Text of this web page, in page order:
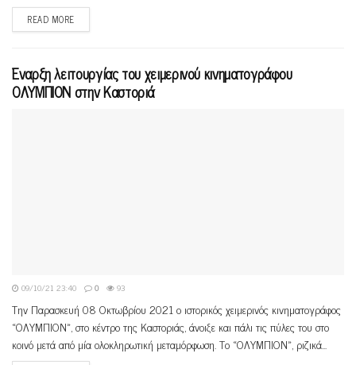
READ MORE
Έναρξη λειτουργίας του χειμερινού κινηματογράφου
ΟΛΥΜΠΙΟΝ στην Καστοριά
09/10/21 23:40 0 93
Την Παρασκευή 08 Οκτωβρίου 2021 ο ιστορικός χειμερινός κινηματογράφος
«ΟΛΥΜΠΙΟΝ», στο κέντρο της Καστοριάς, άνοιξε και πάλι τις πύλες του στο
κοινό μετά από μία ολοκληρωτική μεταμόρφωση. Το «ΟΛΥΜΠΙΟΝ», ριζικά...